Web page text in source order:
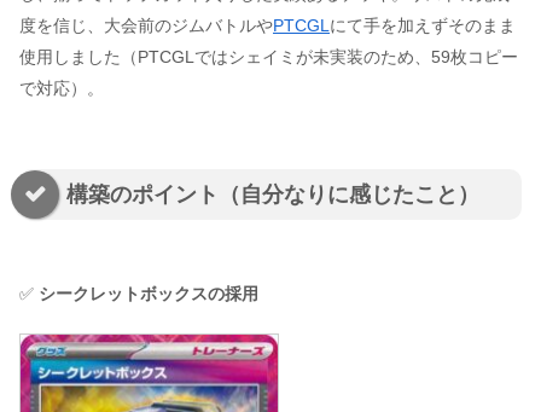
度を信じ、大会前のジムバトルやPTCGL にて手を加えずそのまま
使用しました（PTCGLではシェイミが未実装のため、59枚コピー
で対応）。
構築のポイント（自分なりに感じたこと）
✅ シークレットボックスの採用